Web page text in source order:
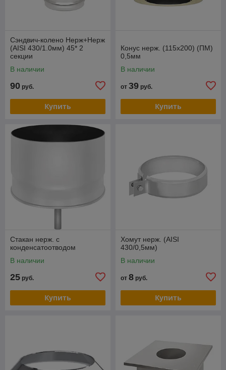
Сэндвич-колено Нерж+Нерж
(AISI 430/1.0мм) 45* 2
секции
В наличии
90 руб.
Купить
Конус нерж. (115х200) (ПМ)
0,5мм
В наличии
от 39 руб.
Купить
Стакан нерж. с
конденсатоотводом
В наличии
25 руб.
Купить
Хомут нерж. (AISI
430/0,5мм)
В наличии
от 8 руб.
Купить